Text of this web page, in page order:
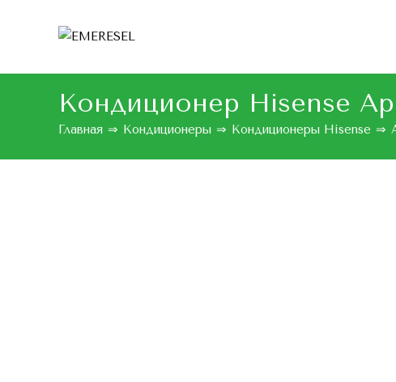
Кондиционер Hisense
Главная ⇒ Кондиционеры ⇒ Кондиционеры Hisense ⇒